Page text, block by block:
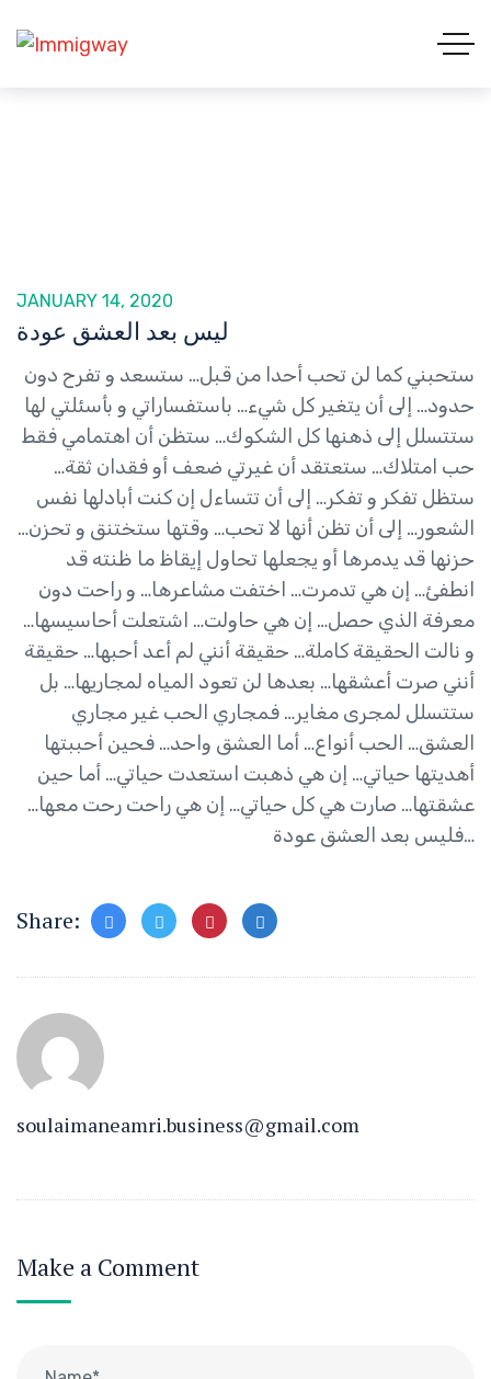
JANUARY 14, 2020
ليس بعد العشق عودة
ستحبني كما لن تحب أحدا من قبل… ستسعد و تفرح دون
حدود… إلى أن يتغير كل شيء… باستفساراتي و بأسئلتي لها
ستتسلل إلى ذهنها كل الشكوك… ستظن أن اهتمامي فقط
حب امتلاك… ستعتقد أن غيرتي ضعف أو فقدان ثقة…
ستظل تفكر و تفكر… إلى أن تتساءل إن كنت أبادلها نفس
الشعور… إلى أن تظن أنها لا تحب… وقتها ستختنق و تحزن…
حزنها قد يدمرها أو يجعلها تحاول إيقاظ ما ظنته قد
انطفئ… إن هي تدمرت… اختفت مشاعرها… و راحت دون
معرفة الذي حصل… إن هي حاولت… اشتعلت أحاسيسها…
و نالت الحقيقة كاملة… حقيقة أنني لم أعد أحبها… حقيقة
أنني صرت أعشقها… بعدها لن تعود المياه لمجاريها… بل
ستتسلل لمجرى مغاير… فمجاري الحب غير مجاري
العشق… الحب أنواع… أما العشق واحد… فحين أحببتها
أهديتها حياتي… إن هي ذهبت استعدت حياتي… أما حين
عشقتها… صارت هي كل حياتي… إن هي راحت رحت معها…
فليس بعد العشق عودة…
Share:
soulaimaneamri.business@gmail.com
Make a Comment